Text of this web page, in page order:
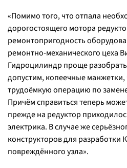
«Помимо того, что отпала
дорогостоящего мотора
ремонтопригодность
ремонтно-механического цеха
Гидроцилиндр проще
допустим, копеечные
трудоёмкую операцию по
Причём справиться теперь
прежде на редуктор
электрика. В случае же
конструкторов для разработки
повреждённого узла».